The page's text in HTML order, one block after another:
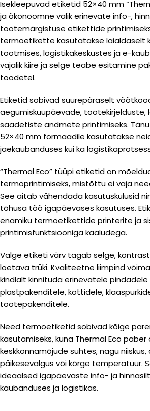
Isekleepuvad etiketid 52×40 mm
ja ökonoomne valik erinevate info-,
tootemärgistuse etikettide
termoetikette kasutatakse laialdaselt
tootmises, logistikakeskustes ja e-
vajalik kiire ja selge teabe esitamine
toodetel.
Etiketid sobivad suurepäraselt
aegumiskuupäevade, tootekirjelduste,
saadetiste andmete printimiseks.
52×40 mm formaadile kasutatakse
jaekaubanduses kui ka
“Thermal Eco” tüüpi etiketid on
termoprintimiseks, mistõttu ei vaja
See aitab vähendada kasutuskulusid
tõhusa töö igapäevases kasutuses.
enamiku termoetikettide printerite ja
printimisfunktsiooniga kaaludega.
Valge etiketi värv tagab selge,
loetava trüki. Kvaliteetne liimpind
kindlalt kinnituda erinevatele
plastpakenditele, kottidele,
tootepakenditele.
Need termoetiketid sobivad kõige
kasutamiseks, kuna Thermal Eco paber
keskkonnamõjude suhtes, nagu
päikesevalgus või kõrge temperatuur.
ideaalsed igapäevaste info- ja
kaubanduses ja logistikas.